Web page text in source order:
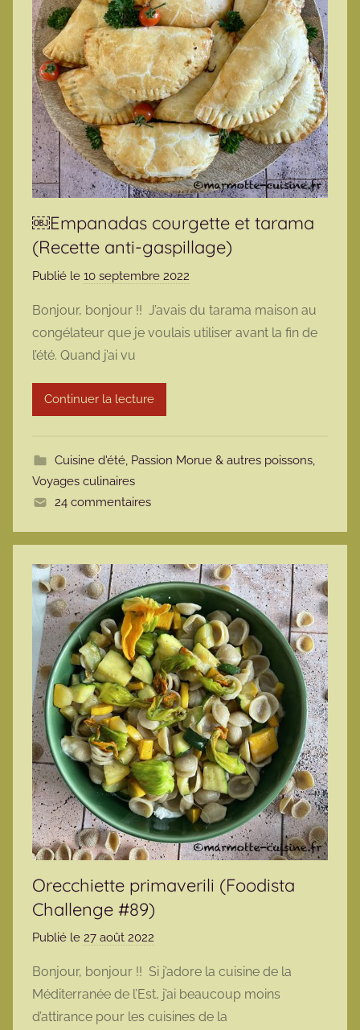
￼Empanadas courgette et tarama
(Recette anti-gaspillage)
Publié le 10 septembre 2022
r
m
t
Bonjour, bonjour !! J’avais du tarama maison au
congélateur que je voulais utiliser avant la fin de
l’été. Quand j’ai vu
Continuer la lecture
Cuisine d'été, Passion Morue & autres poissons,
Voyages culinaires
24 commentaires
Orecchiette primaverili (Foodista
Challenge #89)
Publié le 27 août 2022
r
m
a
Bonjour, bonjour !! Si j’adore la cuisine de la
Méditerranée de l’Est, j’ai beaucoup moins
d’attirance pour les cuisines de la